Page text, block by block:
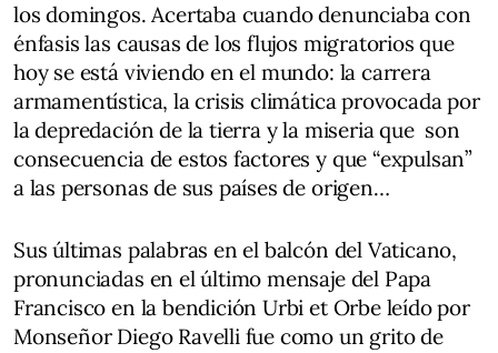
los domingos. Acertaba cuando denunciaba con
énfasis las causas de los flujos migratorios que
hoy se está viviendo en el mundo: la carrera
armamentística, la crisis climática provocada por
la depredación de la tierra y la miseria que son
consecuencia de estos factores y que “expulsan”
a las personas de sus países de origen…
Sus últimas palabras en el balcón del Vaticano,
pronunciadas en el último mensaje del Papa
Francisco en la bendición Urbi et Orbe leído por
Monseñor Diego Ravelli fue como un grito de